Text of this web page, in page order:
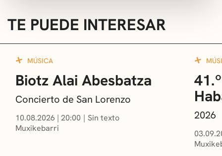
TE PUEDE INTERESAR
MÚSICA
Biotz Alai Abesbatza
Concierto de San Lorenzo
10.08.2026 | 20:00
Sin texto
Muxikebarri
2026